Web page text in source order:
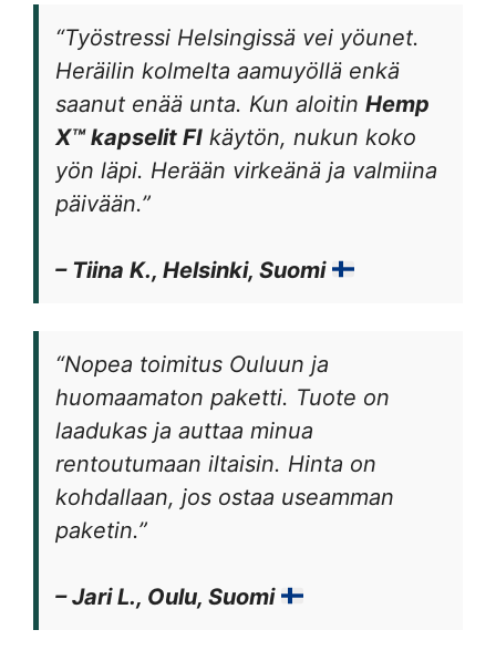
“Työstressi Helsingissä vei yöunet.
Heräilin kolmelta aamuyöllä enkä
saanut enää unta. Kun aloitin Hemp
X™ kapselit FI käytön, nukun koko
yön läpi. Herään virkeänä ja valmiina
päivään.”
– Tiina K., Helsinki, Suomi
“Nopea toimitus Ouluun ja
huomaamaton paketti. Tuote on
laadukas ja auttaa minua
rentoutumaan iltaisin. Hinta on
kohdallaan, jos ostaa useamman
paketin.”
– Jari L., Oulu, Suomi